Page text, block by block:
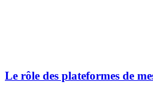
Le rôle des plateformes de